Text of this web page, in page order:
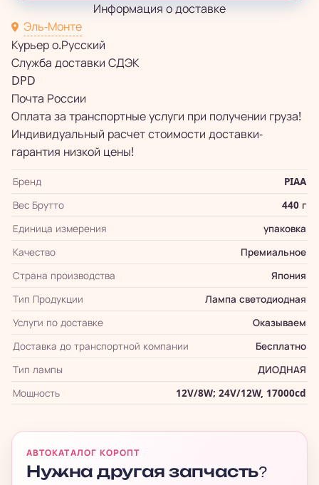
Информация о доставке
Эль-Монте
Курьер о.Русский
Служба доставки СДЭК
DPD
Почта России
Оплата за транспортные услуги при получении груза!
Индивидуальный расчет стоимости доставки-
гарантия низкой цены!
Бренд
PIAA
Вес Брутто
440 г
Единица измерения
упаковка
Качество
Премиальное
Страна производства
Япония
Тип Продукции
Лампа светодиодная
Услуги по доставке
Оказываем
Доставка до транспортной компании
Бесплатно
Тип лампы
ДИОДНАЯ
Мощность
12V/8W; 24V/12W, 17000cd
АВТОКАТАЛОГ КОРОПТ
Нужна другая запчасть?